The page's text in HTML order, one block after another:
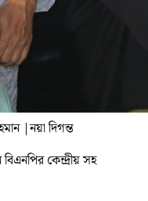
|নয়া দিগন্ত
কেন্দ্রীয় সহ